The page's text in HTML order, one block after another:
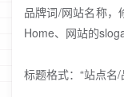
品牌词/网站名称，
Home、网站的
标题格式：“站点名